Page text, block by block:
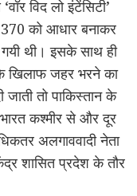
विद लो इंटेंसिटी’
को आधार बनाकर
थी। इसके साथ ही
खिलाफ जहर भरने का
तो पाकिस्तान के
कश्मीर से और दूर
अलगाववादी नेता
शासित प्रदेश के तौर